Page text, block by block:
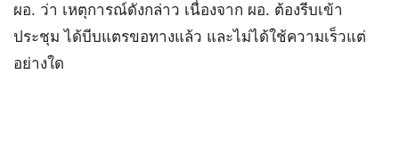
ผอ. ว่า เหตุการณ์ดังกล่าว เนื่องจาก ผอ. ต้องรีบเข้า
ประชุม ได้บีบแตรขอทางแล้ว และไม่ได้ใช้ความเร็วแต่
อย่างใด